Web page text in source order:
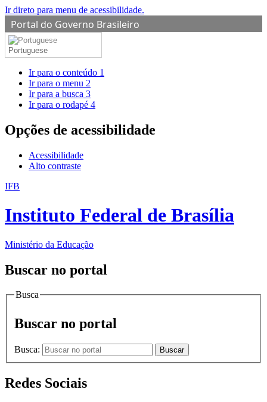
Ir direto para menu de acessibilidade.
Portal do Governo Brasileiro
Portuguese
Ir para o conteúdo 1
Ir para o menu 2
Ir para a busca 3
Ir para o rodapé 4
Opções de acessibilidade
Acessibilidade
Alto contraste
IFB
Instituto Federal de Brasília
Ministério da Educação
Buscar no portal
Busca
Buscar no portal
Busca: Buscar
Redes Sociais